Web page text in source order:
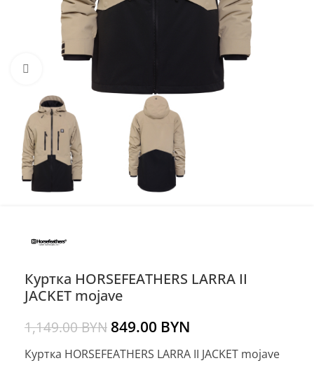
Нажмите, чтобы увеличить
Куртка HORSEFEATHERS LARRA II
JACKET mojave
1,149.00BYN 849.00 BYN
Куртка HORSEFEATHERS LARRA II JACKET mojave